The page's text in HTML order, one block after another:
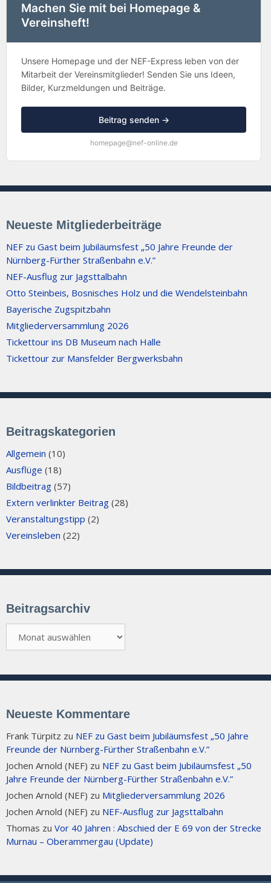
Machen Sie mit bei Homepage &
Vereinsheft!
Unsere Homepage und der NEF-Express leben von der
Mitarbeit der Vereinsmitglieder! Senden Sie uns Ideen,
Bilder, Kurzmeldungen und Beiträge.
Beitrag senden →
homepage@nef-online.de
Neueste Mitgliederbeiträge
NEF zu Gast beim Jubiläumsfest „50 Jahre Freunde der
Nürnberg-Fürther Straßenbahn e.V.”
NEF-Ausflug zur Jagsttalbahn
Otto Steinbeis, Bosnisches Holz und die Wendelsteinbahn
Bayerische Zugspitzbahn
Mitgliederversammlung 2026
Tickettour ins DB Museum nach Halle
Tickettour zur Mansfelder Bergwerksbahn
Beitragskategorien
Allgemein (10)
Ausflüge (18)
Bildbeitrag (57)
Extern verlinkter Beitrag (28)
Veranstaltungstipp (2)
Vereinsleben (22)
Beitragsarchiv
Neueste Kommentare
Frank Türpitz zu NEF zu Gast beim Jubiläumsfest „50 Jahre
Freunde der Nürnberg-Fürther Straßenbahn e.V.”
Jochen Arnold (NEF) zu NEF zu Gast beim Jubiläumsfest „50
Jahre Freunde der Nürnberg-Fürther Straßenbahn e.V.”
Jochen Arnold (NEF) zu Mitgliederversammlung 2026
Jochen Arnold (NEF) zu NEF-Ausflug zur Jagsttalbahn
Thomas zu Vor 40 Jahren : Abschied der E 69 von der Strecke
Murnau – Oberammergau (Update)